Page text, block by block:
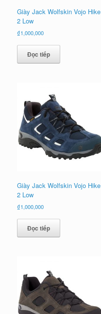
Giày Jack Wolfskin Vojo Hike
2 Low
₫1,000,000
Đọc tiếp
Giày Jack Wolfskin Vojo Hike
2 Low
₫1,000,000
Đọc tiếp